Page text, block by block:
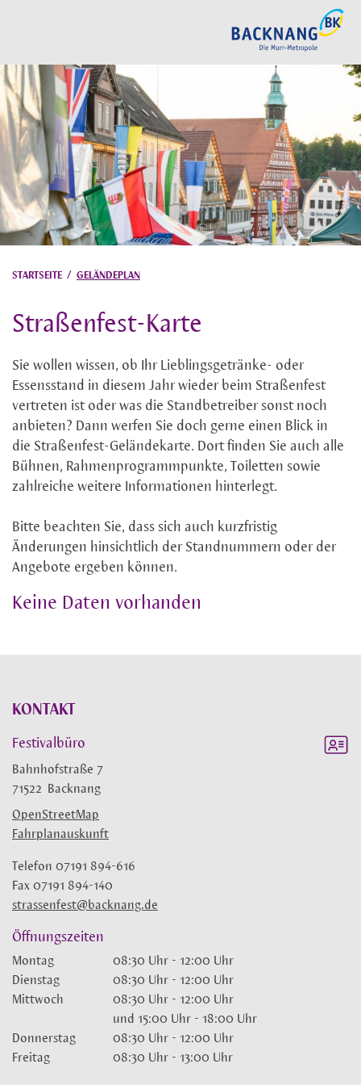
KONTAKT
Festivalbüro
Bahnhofstraße 7
71522
Backnang
OpenStreetMap
Fahrplanauskunft
strassenfest@backnang.de
Telefon 07191 894-616
Fax 07191 894-140
Öffnungszeiten
Montag 08:30 Uhr -12:00 Uhr
Dienstag
08:30 Uhr -12:00 Uhr
Mittwoch
08:30 Uhr -12:00 Uhr
und15:00 Uhr -18:00 Uhr
Donnerstag
08:30 Uhr -12:00 Uhr
Freitag
08:30 Uhr -13:00 Uhr
STARTSEITE/ GELÄNDEPLAN
Straßenfest-Karte
Sie wollen wissen, ob Ihr Lieblingsgetränke- oder
Essensstand in diesem Jahr wieder beim Straßenfest
vertreten ist oder was die Standbetreiber sonst noch
anbieten? Dann werfen Sie doch gerne einen Blick in
die Straßenfest-Geländekarte. Dort finden Sie auch alle
Bühnen, Rahmenprogrammpunkte, Toiletten sowie
zahlreiche weitere Informationen hinterlegt.
Bitte beachten Sie, dass sich auch kurzfristig
Änderungen hinsichtlich der Standnummern oder der
Angebote ergeben können.
Keine Daten vorhanden